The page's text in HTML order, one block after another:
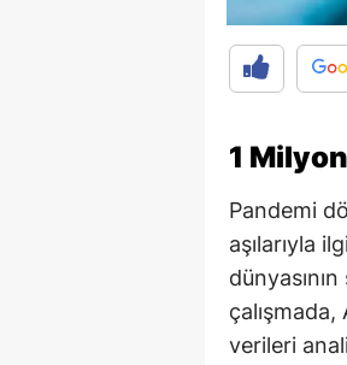
1
Pandemi
aşılarıyla
verileri